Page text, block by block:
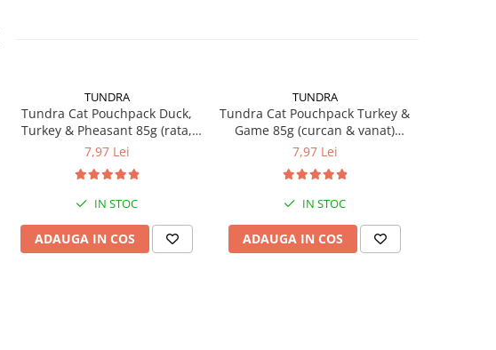
TUNDRA
Tundra Cat Pouchpack Duck,
Turkey & Pheasant 85g (rata,
curcan & fazan) Hrana Umeda
7,97 Lei
IN STOC
ADAUGA IN COS
TUNDRA
Tundra Cat Pouchpack Turkey &
Game 85g (curcan & vanat)
Hrana Umeda Pisici
7,97 Lei
IN STOC
ADAUGA IN COS